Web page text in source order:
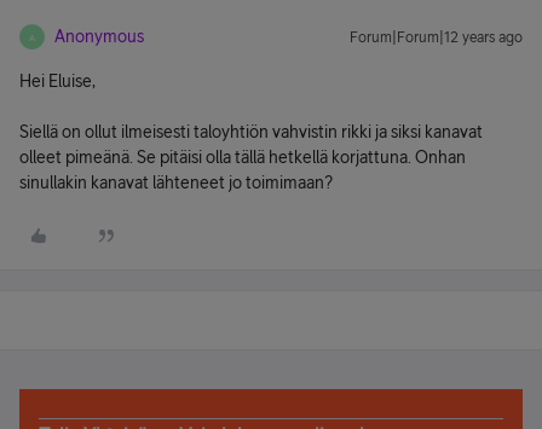
A Anonymous Forum|Forum|12 years ago
Hei Eluise,
Siellä on ollut ilmeisesti taloyhtiön vahvistin rikki ja siksi kanavat
olleet pimeänä. Se pitäisi olla tällä hetkellä korjattuna. Onhan
sinullakin kanavat lähteneet jo toimimaan?